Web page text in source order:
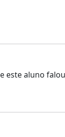
este aluno